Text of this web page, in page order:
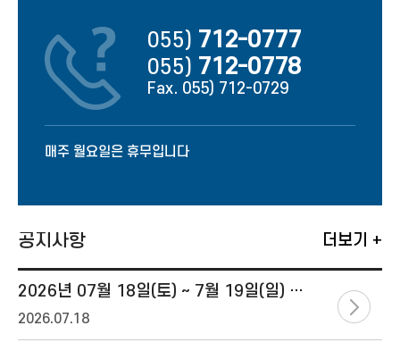
055) 712-0777
055) 712-0778
Fax. 055) 712-0729
매주 월요일은 휴무입니다
공지사항 더보기 +
2026년 07월 18일(토) ~ 7월 19일(일) 차량정비로 인해 1층버스 대체운행 안내.
2026.07.18